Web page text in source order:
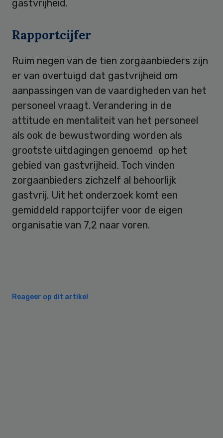
gastvrijheid.
Rapportcijfer
Ruim negen van de tien zorgaanbieders zijn
er van overtuigd dat gastvrijheid om
aanpassingen van de vaardigheden van het
personeel vraagt. Verandering in de
attitude en mentaliteit van het personeel
als ook de bewustwording worden als
grootste uitdagingen genoemd op het
gebied van gastvrijheid. Toch vinden
zorgaanbieders zichzelf al behoorlijk
gastvrij. Uit het onderzoek komt een
gemiddeld rapportcijfer voor de eigen
organisatie van 7,2 naar voren.
Reageer op dit artikel